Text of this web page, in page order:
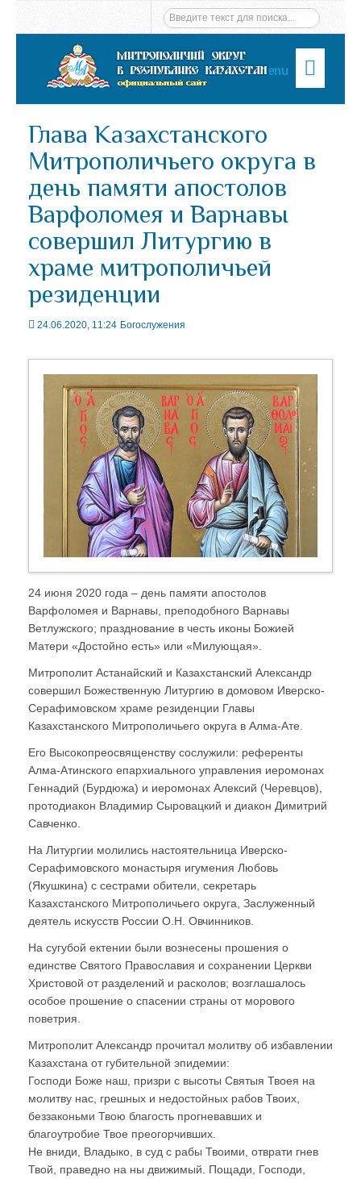
Menu
Глава Казахстанского
Митрополичьего округа в
день памяти апостолов
Варфоломея и Варнавы
совершил Литургию в
храме митрополичьей
резиденции
24.06.2020, 11:24 Богослужения
24 июня 2020 года – день памяти апостолов
Варфоломея и Варнавы, преподобного Варнавы
Ветлужского; празднование в честь иконы Божией
Матери «Достойно есть» или «Милующая».
Митрополит Астанайский и Казахстанский Александр
совершил Божественную Литургию в домовом Иверско-
Серафимовском храме резиденции Главы
Казахстанского Митрополичьего округа в Алма-Ате.
Его Высокопреосвященству сослужили: референты
Алма-Атинского епархиального управления иеромонах
Геннадий (Бурдюжа) и иеромонах Алексий (Черевцов),
протодиакон Владимир Сыровацкий и диакон Димитрий
Савченко.
На Литургии молились настоятельница Иверско-
Серафимовского монастыря игумения Любовь
(Якушкина) с сестрами обители, секретарь
Казахстанского Митрополичьего округа, Заслуженный
деятель искусств России О.Н. Овчинников.
На сугубой ектении были вознесены прошения о
единстве Святого Православия и сохранении Церкви
Христовой от разделений и расколов; возглашалось
особое прошение о спасении страны от морового
поветрия.
Митрополит Александр прочитал молитву об избавлении
Казахстана от губительной эпидемии:
Господи Боже наш, призри с высоты Святыя Твоея на
молитву нас, грешных и недостойных рабов Твоих,
беззаконьми Твою благость прогневавших и
благоутробие Твое преогорчивших.
Не вниди, Владыко, в суд с рабы Твоими, отврати гнев
Твой, праведно на ны движимый. Пощади, Господи,